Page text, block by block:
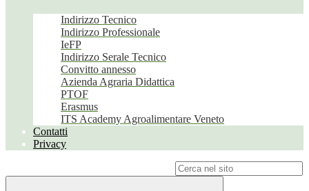
Indirizzo Tecnico
Indirizzo Professionale
IeFP
Indirizzo Serale Tecnico
Convitto annesso
Azienda Agraria Didattica
PTOF
Erasmus
ITS Academy Agroalimentare Veneto
Contatti
Privacy